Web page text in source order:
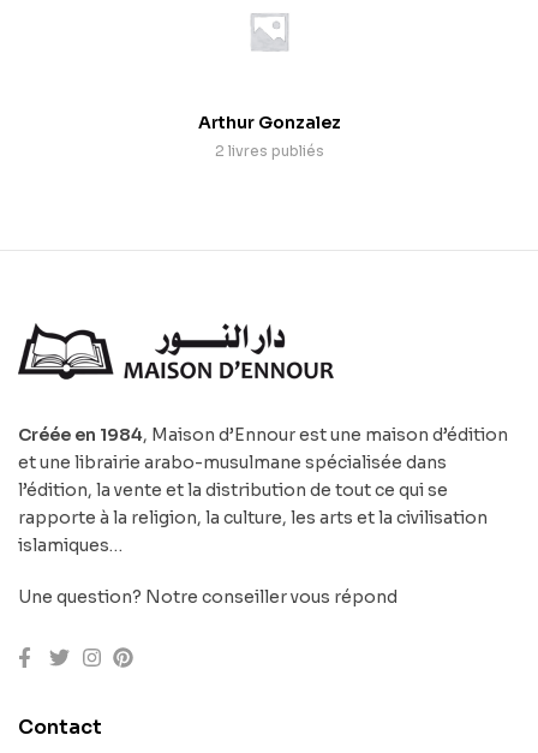
Arthur Gonzalez
2 livres publiés
Créée en 1984, Maison d’Ennour est une maison d’édition
et une librairie arabo-musulmane spécialisée dans
l’édition, la vente et la distribution de tout ce qui se
rapporte à la religion, la culture, les arts et la civilisation
islamiques…
Une question? Notre conseiller vous répond
Contact